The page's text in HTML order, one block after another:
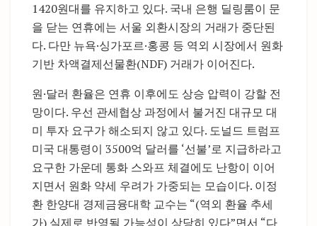
1420원대를 유지하고 있다. 국내 은행 딜링룸이 문
을 닫는 연휴에는 서울 외환시장의 거래가 중단된
다. 다만 뉴욕·싱가포르·홍콩 등 역외 시장에서 원화
기반 차액결제선물환(NDF) 거래가 이어진다.
원·달러 환율은 연휴 이후에도 상승 압력이 강할 전
망이다. 우선 관세협상 과정에서 불거진 대규모 대
미 투자 요구가 해소되지 않고 있다. 도널드 트럼프
미국 대통령이 3500억 달러를 ‘선불’로 지급하라고
요구한 가운데 통화 스와프 체결에도 난항이 이어
지면서 원화 약세 우려가 가중되는 모습이다. 이정
환 한양대 경제금융대학 교수는 “(역외 환율 추세
가) 실제로 반영될 가능성이 상당히 있다”면서 “다